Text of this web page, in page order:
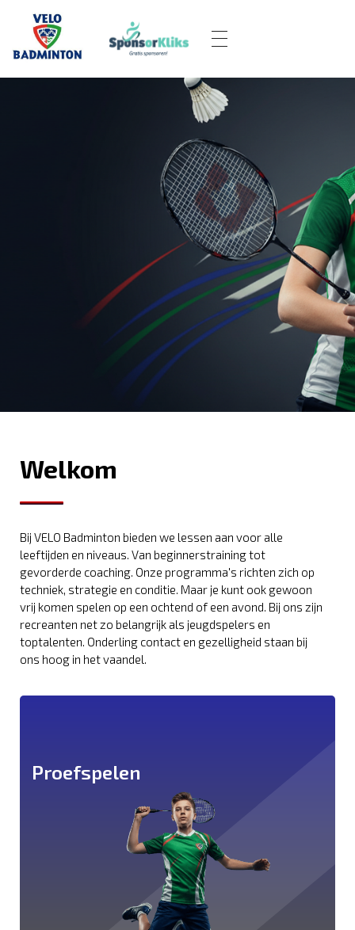
Velo
Welkom
Bij VELO Badminton bieden we lessen aan voor alle
leeftijden en niveaus. Van beginnerstraining tot
gevorderde coaching. Onze programma's richten zich op
techniek, strategie en conditie. Maar je kunt ook gewoon
vrij komen spelen op een ochtend of een avond. Bij ons zijn
recreanten net zo belangrijk als jeugdspelers en
toptalenten. Onderling contact en gezelligheid staan bij
ons hoog in het vaandel.
Proefspelen